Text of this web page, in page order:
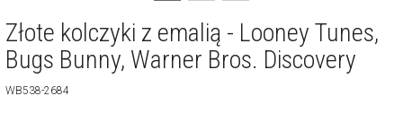
Złote kolczyki z emalią - Looney Tunes,
Bugs Bunny, Warner Bros. Discovery
WB538-2684